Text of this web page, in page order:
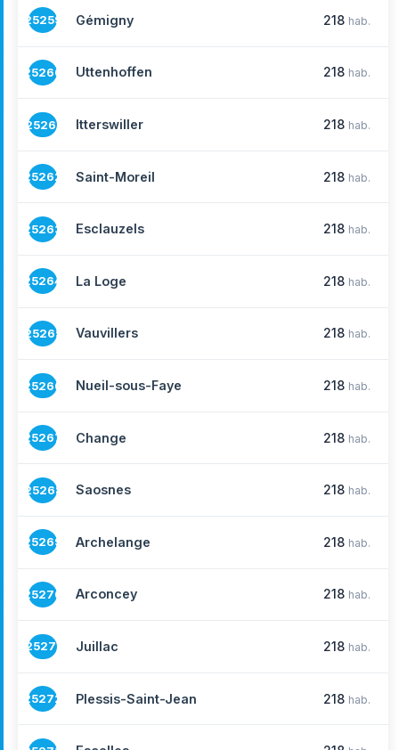
25259 Gémigny 218 hab.
25260 Uttenhoffen 218 hab.
25261 Itterswiller 218 hab.
25262 Saint-Moreil 218 hab.
25263 Esclauzels 218 hab.
25264 La Loge 218 hab.
25265 Vauvillers 218 hab.
25266 Nueil-sous-Faye 218 hab.
25267 Change 218 hab.
25268 Saosnes 218 hab.
25269 Archelange 218 hab.
25270 Arconcey 218 hab.
25271 Juillac 218 hab.
25272 Plessis-Saint-Jean 218 hab.